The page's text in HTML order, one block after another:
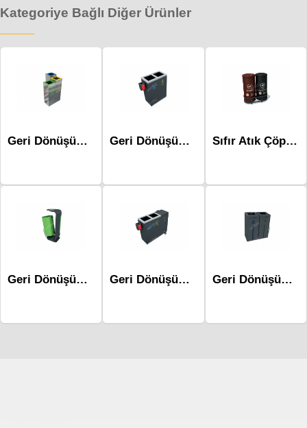
Kategoriye Bağlı Diğer Ürünler
Geri Dönüşüm Atık Üniteleri Mak-625 Geri Dönüşüm Atık Üniteleri Mak-678a Sıfır Atık Çöp kovası Atık Ünitesi Mak-661b İkili
Geri Dönüşüm Atık Üniteleri Mak-666a Geri Dönüşüm Atık Üniteleri Mak-678d Geri Dönüşüm Atık Üniteleri Mak-667b